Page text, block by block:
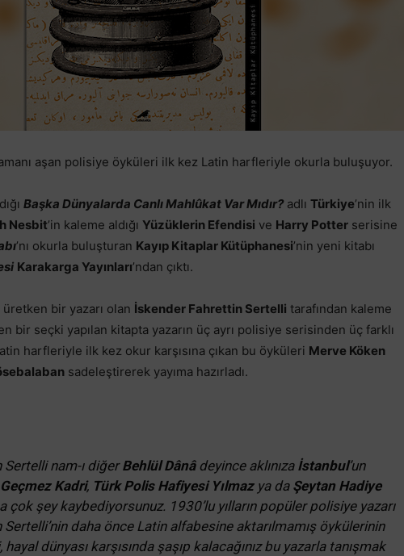
aşan polisiye öyküleri ilk kez Latin harfleriyle okurla buluşuyor.
Başka Dünyalarda Canlı Mahlûkat Var Mıdır?adlı Türkiye’nin ilk
Nesbit’in kaleme aldığı Yüzüklerin Efendisi ve Harry Potter serisine
’nı okurla buluşturan Kayıp Kitaplar Kütüphanesi’nin yeni kitabı
Karakarga Yayınları’ndan çıktı.
bir yazarı olan İskender Fahrettin Sertelli tarafından kaleme
bir seçki yapılan kitapta yazarın üç ayrı polisiye serisinden üç farklı
harfleriyle ilk kez okur karşısına çıkan bu öyküleri Merve Köken
sadeleştirerek yayıma hazırladı.
nam-ı diğerBehlül Dânâdeyince aklınıza İstanbul’un
Kadri, Türk Polis Hafiyesi Yılmazya da Şeytan Hadiye
şey kaybediyorsunuz. 1930’lu yılların popüler polisiye yazarı
daha önce Latin alfabesine aktarılmamış öykülerinin
hayal dünyası karşısında şaşıp kalacağınız bu yazarla tanışmak